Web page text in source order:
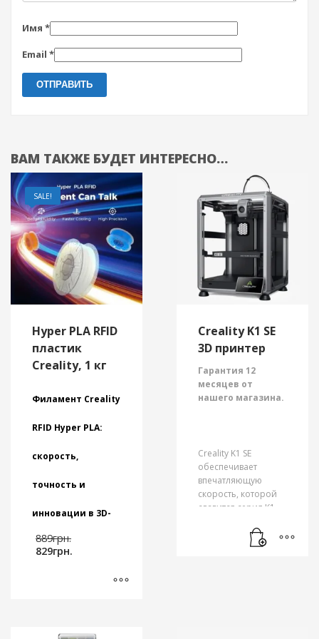
Имя *
Email *
ВАМ ТАКЖЕ БУДЕТ ИНТЕРЕСНО…
SALE!
Hyper PLA RFID
пластик
Creality, 1 кг
Филамент Creality
RFID Hyper PLA:
скорость,
точность и
инновации в 3D-
печати!
разработанный для
889грн.
889грн..
829грн.
829грн..
Creality K1 SE
3D принтер
Гарантия 12
месяцев от
нашего магазина.
Creality K1 SE
обеспечивает
впечатляющую
скорость, которой
славится серия K1,
неизменное
качество печати, и